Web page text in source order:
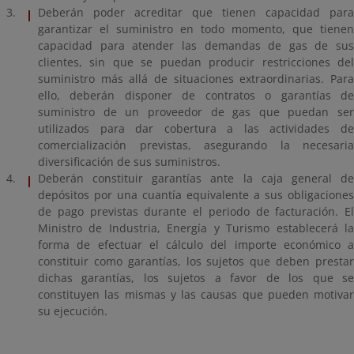
Deberán poder acreditar que tienen capacidad para
garantizar el suministro en todo momento, que tienen
capacidad para atender las demandas de gas de sus
clientes, sin que se puedan producir restricciones del
suministro más allá de situaciones extraordinarias. Para
ello, deberán disponer de contratos o garantías de
suministro de un proveedor de gas que puedan ser
utilizados para dar cobertura a las actividades de
comercialización previstas, asegurando la necesaria
diversificación de sus suministros.
Deberán constituir garantías ante la caja general de
depósitos por una cuantía equivalente a sus obligaciones
de pago previstas durante el periodo de facturación. El
Ministro de Industria, Energía y Turismo establecerá la
forma de efectuar el cálculo del importe económico a
constituir como garantías, los sujetos que deben prestar
dichas garantías, los sujetos a favor de los que se
constituyen las mismas y las causas que pueden motivar
su ejecución.